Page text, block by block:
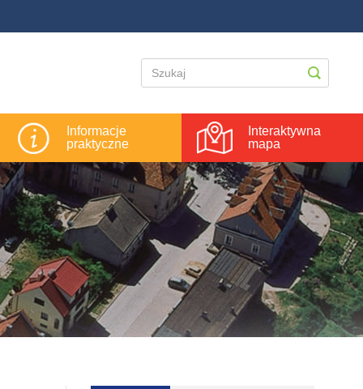
Informacje
praktyczne
Interaktywna
mapa